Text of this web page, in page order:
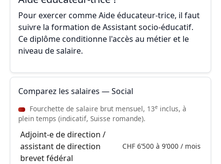
Pour exercer comme Aide éducateur-trice, il faut
suivre la formation de Assistant socio-éducatif.
Ce diplôme conditionne l'accès au métier et le
niveau de salaire.
Comparez les salaires — Social
Fourchette de salaire brut mensuel, 13e inclus, à
plein temps (indicatif, Suisse romande).
Adjoint-e de direction /
assistant de direction
brevet fédéral
CHF 6’500 à 9’000 / mois